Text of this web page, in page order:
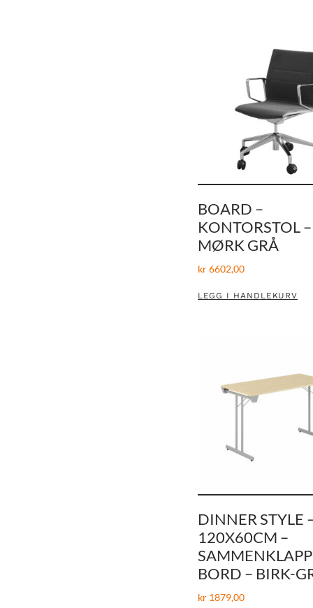
BOARD –
KONTORSTOL –
MØRK GRÅ
kr6602,00
LEGG I HANDLEKURV
DINNER STYLE
120X60CM –
BORD – BIRK-
kr1879,00